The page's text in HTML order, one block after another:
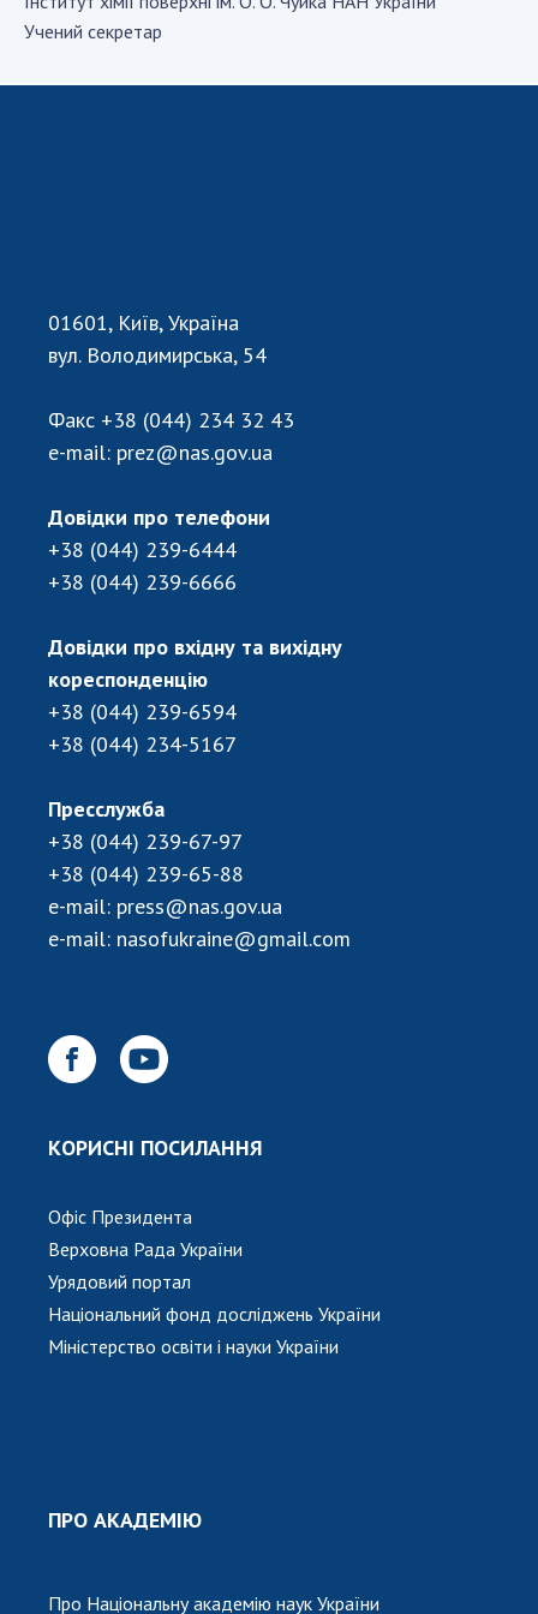
Установи при Президії
Ради, комітети та комісії
Громадські організації
ДІЯЛЬНІСТЬ
Сесії Загальних зборів НАН України
Річні звіти НАН України
Річні фінансові звіти НАН України
Охорона прав інтелектуальної власності та
трансфер технологій в наукових установах
Наукові об'єкти, що становлять національне
надбання
Центри колективного користування
науковими приладами НАН України
Конкурси наукових досліджень НАН України
Відкрита наука в НАН України
Робота з молоддю
МІЖНАРОДНЕ СПІВРОБІТНИЦТВО
Членство в міжнародних організаціях
Міжнародні угоди
Міжнародні програми та конкурси
Вибори до складу НАН України
Учений секретар
01601, Київ, Україна
вул. Володимирська, 54
Факс +38 (044) 234 32 43
e-mail: prez@nas.gov.ua
Довідки про телефони
+38 (044) 239-6444
+38 (044) 239-6666
Довідки про вхідну та вихідну
кореспонденцію
+38 (044) 239-6594
+38 (044) 234-5167
Пресслужба
+38 (044) 239-67-97
+38 (044) 239-65-88
e-mail: press@nas.gov.ua
e-mail: nasofukraine@gmail.com
КОРИСНІ ПОСИЛАННЯ
Офіс Президента
Верховна Рада України
Урядовий портал
Національний фонд досліджень України
Міністерство освіти і науки України
ПРО АКАДЕМІЮ
Про Національну академію наук України